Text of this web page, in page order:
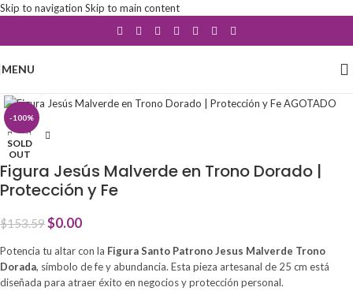
Skip to navigation Skip to main content
MENU
-100%
SOLD
OUT
Figura Jesús Malverde en Trono Dorado |
Protección y Fe
$153.59$0.00
Potencia tu altar con la Figura Santo Patrono Jesus Malverde Trono
Dorada, símbolo de fe y abundancia. Esta pieza artesanal de 25 cm está
diseñada para atraer éxito en negocios y protección personal.